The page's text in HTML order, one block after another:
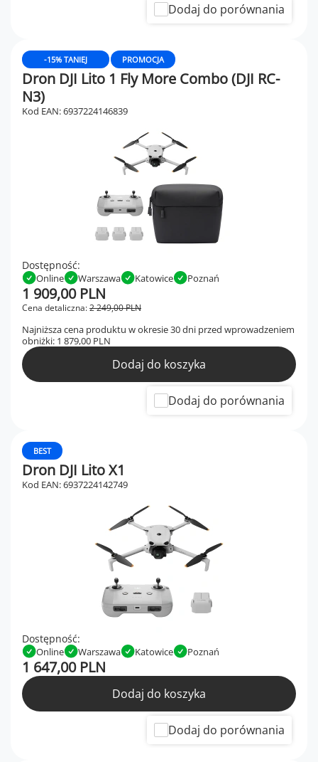
Dodaj do porównania
PROMOCJA
-15% TANIEJ
Dron DJI Lito 1 Fly More Combo (DJI RC-
N3)
Kod EAN: 6937224146839
Dostępność:
Online Warszawa Katowice Poznań
Cena detaliczna:2 249,00 PLN
1 909,00 PLN
Najniższa cena produktu w okresie 30 dni przed wprowadzeniem
obniżki: 1 879,00 PLN
Dodaj do koszyka
Dodaj do porównania
BEST
Dron DJI Lito X1
Kod EAN: 6937224142749
Dostępność:
Online Warszawa Katowice Poznań
1 647,00 PLN
Dodaj do koszyka
Dodaj do porównania